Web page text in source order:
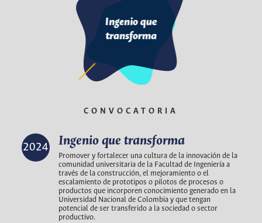
CONVOCATORIA
2024 Ingenio que transforma
Promover y fortalecer una cultura de la innovación de la
comunidad universitaria de la Facultad de Ingeniería a
través de la construcción, el mejoramiento o el
escalamiento de prototipos o pilotos de procesos o
productos que incorporen conocimiento generado en la
Universidad Nacional de Colombia y que tengan
potencial de ser transferido a la sociedad o sector
productivo.